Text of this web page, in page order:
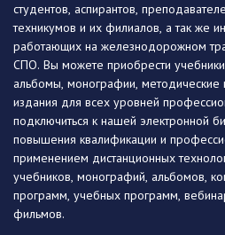
студентов, аспирантов,
техникумов и их филиалов, а так же
работающих на железнодорожном
СПО. Вы можете приобрести
альбомы, монографии, методические
издания для всех уровней
подключиться к нашей электронной
повышения квалификации и
применением дистанционных
учебников, монографий, альбомов,
программ, учебных программ,
фильмов.